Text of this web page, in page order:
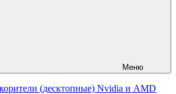
Меню
(десктопные) Nvidia и AMD